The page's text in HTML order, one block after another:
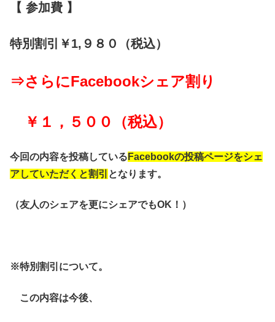
【 参加費 】
特別割引￥1,９８０（税込）
⇒さらにFacebookシェア割り
￥１，５００（税込）
今回の内容を投稿している Facebookの投稿ページをシェ
アしていただくと割引 となります。
（友人のシェアを更にシェアでもOK！）
※特別割引について。
この内容は今後、